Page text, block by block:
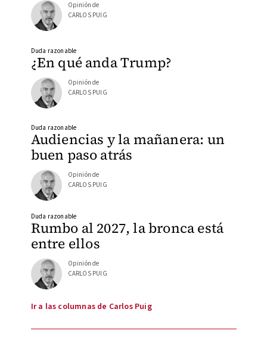
Opinión de
CARLOS PUIG
¿En qué anda Trump?
Duda razonable
Opinión de
CARLOS PUIG
Audiencias y la mañanera: un
buen paso atrás
Duda razonable
Opinión de
CARLOS PUIG
Rumbo al 2027, la bronca está
entre ellos
Duda razonable
Opinión de
CARLOS PUIG
Ir a las columnas de Carlos Puig